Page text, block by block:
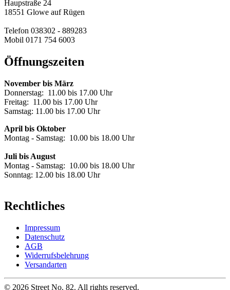
Haupstraße 24
18551 Glowe auf Rügen
Telefon 038302 - 889283
Mobil 0171 754 6003
Öffnungszeiten
November bis März
Donnerstag: 11.00 bis 17.00 Uhr
Freitag: 11.00 bis 17.00 Uhr
Samstag: 11.00 bis 17.00 Uhr
April bis Oktober
Montag - Samstag: 10.00 bis 18.00 Uhr
Juli bis August
Montag - Samstag: 10.00 bis 18.00 Uhr
Sonntag: 12.00 bis 18.00 Uhr
Rechtliches
Impressum
Datenschutz
AGB
Widerrufsbelehrung
Versandarten
© 2026 Street No. 82. All rights reserved.